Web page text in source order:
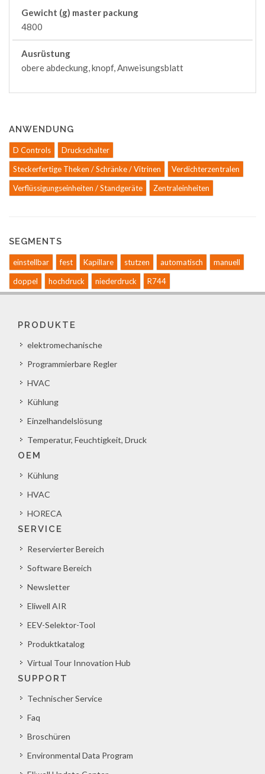
Gewicht (g) master packung
4800
Ausrüstung
obere abdeckung, knopf, Anweisungsblatt
ANWENDUNG
D Controls
Druckschalter
Steckerfertige Theken / Schränke / Vitrinen
Verdichterzentralen
Verflüssigungseinheiten / Standgeräte
Zentraleinheiten
SEGMENTS
einstellbar fest Kapillare stutzen automatisch
manuell
doppel
hochdruck niederdruck R744
PRODUKTE
elektromechanische
Programmierbare Regler
HVAC
Kühlung
Einzelhandelslösung
Temperatur, Feuchtigkeit, Druck
OEM
Kühlung
HVAC
HORECA
SERVICE
Reservierter Bereich
Software Bereich
Newsletter
Eliwell AIR
EEV-Selektor-Tool
Produktkatalog
Virtual Tour Innovation Hub
SUPPORT
Technischer Service
Faq
Broschüren
Environmental Data Program